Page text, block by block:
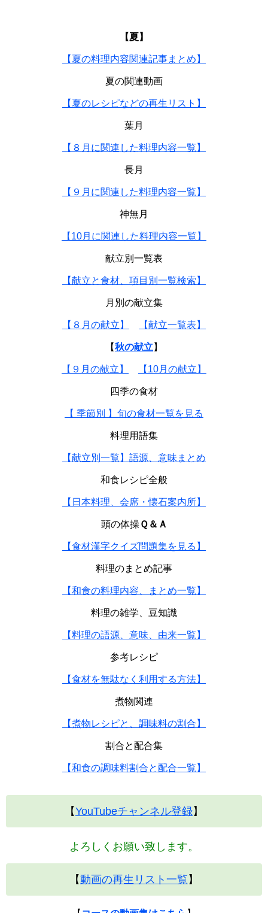
【夏】
【夏の料理内容関連記事まとめ】
夏の関連動画
【夏のレシピなどの再生リスト】
葉月
【８月に関連した料理内容一覧】
長月
【９月に関連した料理内容一覧】
神無月
【10月に関連した料理内容一覧】
献立別一覧表
【献立と食材、項目別一覧検索】
月別の献立集
【８月の献立】 【献立一覧表】
【秋の献立 】
【９月の献立】 【10月の献立】
四季の食材
【 季節別 】旬の食材一覧を見る
料理用語集
【献立別一覧】語源、意味まとめ
和食レシピ全般
【日本料理、会席・懐石案内所】
頭の体操Ｑ＆Ａ
【食材漢字クイズ問題集を見る】
料理のまとめ記事
【和食の料理内容、まとめ一覧】
料理の雑学、豆知識
【料理の語源、意味、由来一覧】
参考レシピ
【食材を無駄なく利用する方法】
煮物関連
【煮物レシピと、調味料の割合】
割合と配合集
【和食の調味料割合と配合一覧】
【YouTubeチャンネル登録】
よろしくお願い致します。
【動画の再生リスト一覧 】